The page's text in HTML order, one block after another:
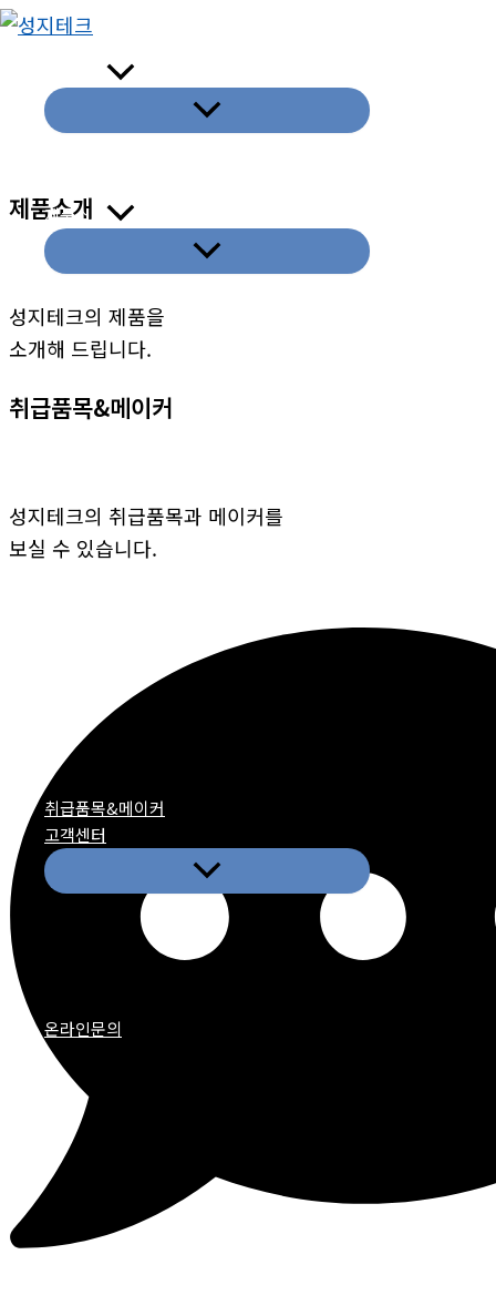
콘
뛰
제품소개
취급품목&메이커
고객센터
온라인문의
제품소개
성지테크의 제품을
소개해 드립니다.
취급품목&메이커
성지테크의 취급품목과 메이커를
보실 수 있습니다.